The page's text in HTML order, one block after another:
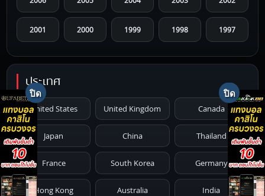
2001 2000 1999 1998 1997
1996 1995 1994 1993 1992
1991 1987
1986 1985 1984 1983 1982
1981 1980 1979 1978 1977
1976 1975 1974 1973 1972
ประเทศ
United States United Kingdom Canada
Japan China Thailand
France South Korea Germany
Hong Kong Australia India